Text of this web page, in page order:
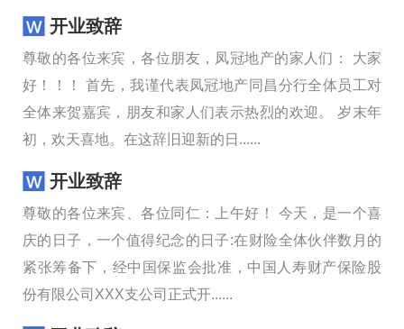
开业致辞
尊敬的各位来宾，各位朋友，凤冠地产的家人们： 大家
好！！！ 首先，我谨代表凤冠地产同昌分行全体员工对
全体来贺嘉宾，朋友和家人们表示热烈的欢迎。 岁末年
初，欢天喜地。在这辞旧迎新的日......
开业致辞
尊敬的各位来宾、各位同仁：上午好！ 今天，是一个喜
庆的日子，一个值得纪念的日子:在财险全体伙伴数月的
紧张筹备下，经中国保监会批准，中国人寿财产保险股
份有限公司XXX支公司正式开......